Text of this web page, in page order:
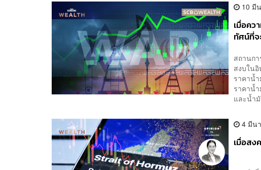
10 มี
เมื่อคว
ทัศน์ที่จ
สถานก
สงบใน
ราคาน้
ราคาน้
และน้ำ
4 มีน
เมื่อสง